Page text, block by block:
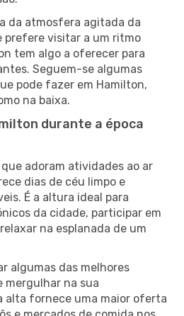
da atmosfera agitada da
prefere visitar a um ritmo
tem algo a oferecer para
Seguem-se algumas
pode fazer em Hamilton,
na baixa.
durante a época
adoram atividades ao ar
dias de céu limpo e
É a altura ideal para
da cidade, participar em
na esplanada de um
algumas das melhores
mergulhar na sua
alta fornece uma maior oferta